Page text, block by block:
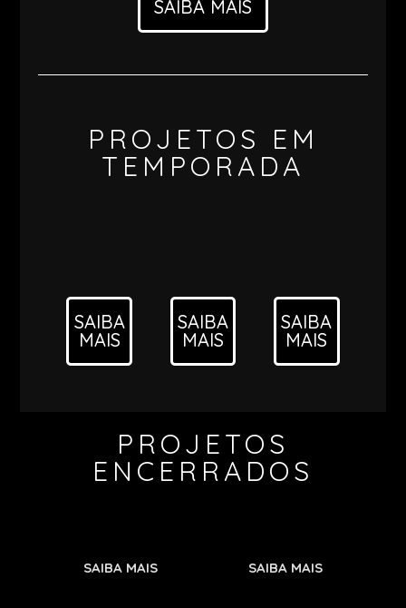
SAIBA MAIS
PROJETOS EM
TEMPORADA
SAIBA
MAIS
SAIBA
MAIS
SAIBA
MAIS
PROJETOS
ENCERRADOS
SAIBA MAIS SAIBA MAIS